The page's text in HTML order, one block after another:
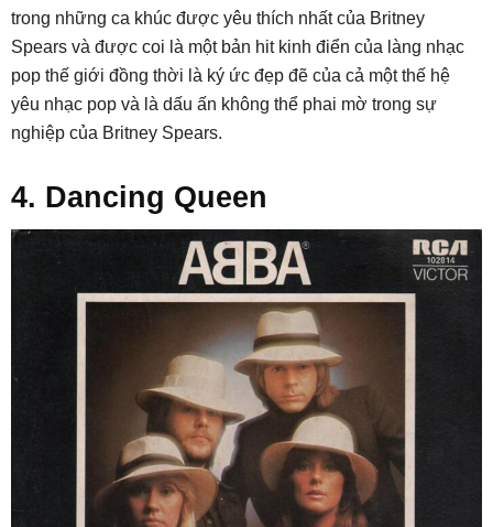
trong những ca khúc được yêu thích nhất của Britney
Spears và được coi là một bản hit kinh điển của làng nhạc
pop thế giới đồng thời là ký ức đẹp đẽ của cả một thế hệ
yêu nhạc pop và là dấu ấn không thể phai mờ trong sự
nghiệp của Britney Spears.
4. Dancing Queen